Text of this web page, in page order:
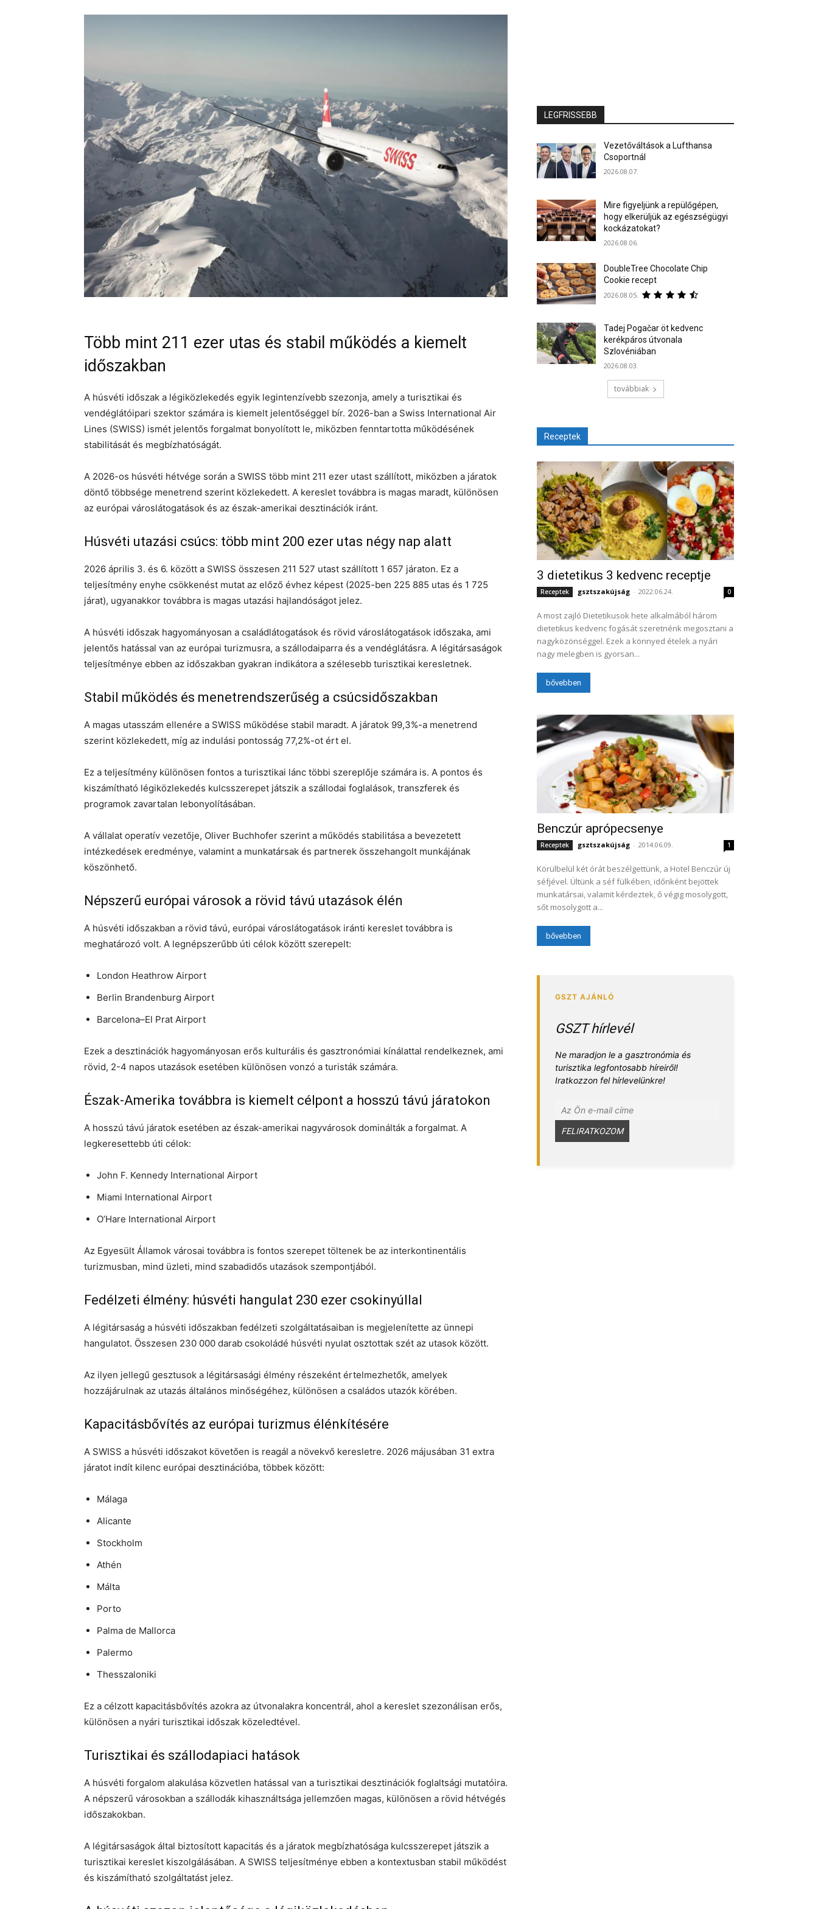
Több mint 211 ezer utas és stabil működés a kiemelt
időszakban
A húsvéti időszak a légiközlekedés egyik legintenzívebb szezonja, amely a turisztikai és
vendéglátóipari szektor számára is kiemelt jelentőséggel bír. 2026-ban a Swiss International Air
Lines (SWISS) ismét jelentős forgalmat bonyolított le, miközben fenntartotta működésének
stabilitását és megbízhatóságát.
A 2026-os húsvéti hétvége során a SWISS több mint 211 ezer utast szállított, miközben a járatok
döntő többsége menetrend szerint közlekedett. A kereslet továbbra is magas maradt, különösen
az európai városlátogatások és az észak-amerikai desztinációk iránt.
Húsvéti utazási csúcs: több mint 200 ezer utas négy nap alatt
2026 április 3. és 6. között a SWISS összesen 211 527 utast szállított 1 657 járaton. Ez a
teljesítmény enyhe csökkenést mutat az előző évhez képest (2025-ben 225 885 utas és 1 725
járat), ugyanakkor továbbra is magas utazási hajlandóságot jelez.
A húsvéti időszak hagyományosan a családlátogatások és rövid városlátogatások időszaka, ami
jelentős hatással van az európai turizmusra, a szállodaiparra és a vendéglátásra. A légitársaságok
teljesítménye ebben az időszakban gyakran indikátora a szélesebb turisztikai keresletnek.
Stabil működés és menetrendszerűség a csúcsidőszakban
A magas utasszám ellenére a SWISS működése stabil maradt. A járatok 99,3%-a menetrend
szerint közlekedett, míg az indulási pontosság 77,2%-ot ért el.
Ez a teljesítmény különösen fontos a turisztikai lánc többi szereplője számára is. A pontos és
kiszámítható légiközlekedés kulcsszerepet játszik a szállodai foglalások, transzferek és
programok zavartalan lebonyolításában.
A vállalat operatív vezetője, Oliver Buchhofer szerint a működés stabilitása a bevezetett
intézkedések eredménye, valamint a munkatársak és partnerek összehangolt munkájának
köszönhető.
Népszerű európai városok a rövid távú utazások élén
A húsvéti időszakban a rövid távú, európai városlátogatások iránti kereslet továbbra is
meghatározó volt. A legnépszerűbb úti célok között szerepelt:
London Heathrow Airport
Berlin Brandenburg Airport
Barcelona–El Prat Airport
Ezek a desztinációk hagyományosan erős kulturális és gasztronómiai kínálattal rendelkeznek, ami
rövid, 2-4 napos utazások esetében különösen vonzó a turisták számára.
Észak-Amerika továbbra is kiemelt célpont a hosszú távú járatokon
A hosszú távú járatok esetében az észak-amerikai nagyvárosok dominálták a forgalmat. A
legkeresettebb úti célok:
John F. Kennedy International Airport
Miami International Airport
O’Hare International Airport
Az Egyesült Államok városai továbbra is fontos szerepet töltenek be az interkontinentális
turizmusban, mind üzleti, mind szabadidős utazások szempontjából.
Fedélzeti élmény: húsvéti hangulat 230 ezer csokinyúllal
A légitársaság a húsvéti időszakban fedélzeti szolgáltatásaiban is megjelenítette az ünnepi
hangulatot. Összesen 230 000 darab csokoládé húsvéti nyulat osztottak szét az utasok között.
Az ilyen jellegű gesztusok a légitársasági élmény részeként értelmezhetők, amelyek
hozzájárulnak az utazás általános minőségéhez, különösen a családos utazók körében.
Kapacitásbővítés az európai turizmus élénkítésére
A SWISS a húsvéti időszakot követően is reagál a növekvő keresletre. 2026 májusában 31 extra
járatot indít kilenc európai desztinációba, többek között:
Málaga
Alicante
Stockholm
Athén
Málta
Porto
Palma de Mallorca
Palermo
Thesszaloniki
Ez a célzott kapacitásbővítés azokra az útvonalakra koncentrál, ahol a kereslet szezonálisan erős,
különösen a nyári turisztikai időszak közeledtével.
Turisztikai és szállodapiaci hatások
A húsvéti forgalom alakulása közvetlen hatással van a turisztikai desztinációk foglaltsági mutatóira.
A népszerű városokban a szállodák kihasználtsága jellemzően magas, különösen a rövid hétvégés
időszakokban.
A légitársaságok által biztosított kapacitás és a járatok megbízhatósága kulcsszerepet játszik a
turisztikai kereslet kiszolgálásában. A SWISS teljesítménye ebben a kontextusban stabil működést
és kiszámítható szolgáltatást jelez.
LEGFRISSEBB
Vezetőváltások a Lufthansa
Csoportnál
2026.08.07.
Mire figyeljünk a repülőgépen,
hogy elkerüljük az egészségügyi
kockázatokat?
2026.08.06.
DoubleTree Chocolate Chip
Cookie recept
2026.08.05.
Tadej Pogačar öt kedvenc
kerékpáros útvonala
Szlovéniában
2026.08.03.
továbbiak
Receptek
3 dietetikus 3 kedvenc receptje
Receptek gsztszakújság - 2022.06.24. 0
A most zajló Dietetikusok hete alkalmából három
dietetikus kedvenc fogását szeretnénk megosztani a
nagyközönséggel. Ezek a könnyed ételek a nyári
nagy melegben is gyorsan...
bővebben
Benczúr aprópecsenye
Receptek gsztszakújság - 2014.06.09. 1
Körülbelül két órát beszélgettünk, a Hotel Benczúr új
séfjével. Ültünk a séf fülkében, időnként bejöttek
munkatársai, valamit kérdeztek, ő végig mosolygott,
sőt mosolygott a...
bővebben
GSZT hírlevél
Ne maradjon le a gasztronómia és
turisztika legfontosabb híreiről!
Iratkozzon fel hírlevelünkre!